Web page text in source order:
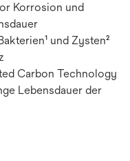
Korrosion und
und Zysten²
Carbon Technology
Lebensdauer der